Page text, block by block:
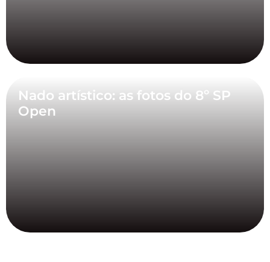
Nado artístico: as fotos do 8º SP
Open